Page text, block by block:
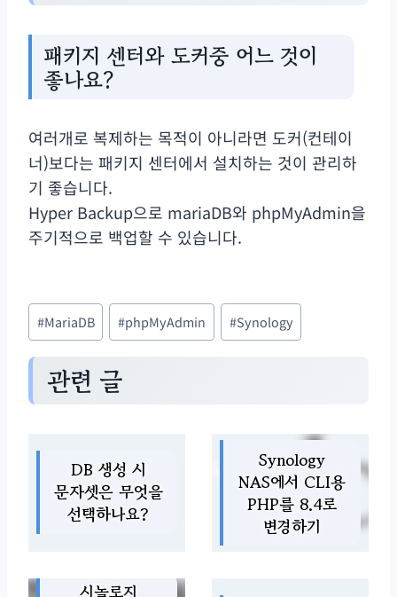
패키지 센터와 도커중 어느 것이
좋나요?
여러개로 복제하는 목적이 아니라면 도커(컨테이
너)보다는 패키지 센터에서 설치하는 것이 관리하
기 좋습니다.
Hyper Backup으로 mariaDB와 phpMyAdmin을
주기적으로 백업할 수 있습니다.
Post
Tags:
#MariaDB #phpMyAdmin #Synology
관련 글
DB 생성 시
문자셋은 무엇을
선택하나요?
Synology
NAS에서 CLI용
PHP를 8.4로
변경하기
시놀로지